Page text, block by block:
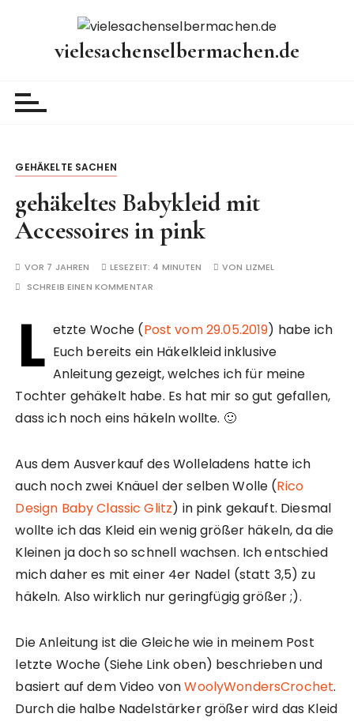
vielesachenselbermachen.de
GEHÄKELTE SACHEN
gehäkeltes Babykleid mit
Accessoires in pink
VOR 7 JAHREN LESEZEIT: 4 MINUTEN VON LIZMEL
SCHREIB EINEN KOMMENTAR
L etzte Woche (Post vom 29.05.2019) habe ich
Euch bereits ein Häkelkleid inklusive
Anleitung gezeigt, welches ich für meine
Tochter gehäkelt habe. Es hat mir so gut gefallen,
dass ich noch eins häkeln wollte. 🙂
Aus dem Ausverkauf des Wolleladens hatte ich
auch noch zwei Knäuel der selben Wolle (Rico
Design Baby Classic Glitz) in pink gekauft. Diesmal
wollte ich das Kleid ein wenig größer häkeln, da die
Kleinen ja doch so schnell wachsen. Ich entschied
mich daher es mit einer 4er Nadel (statt 3,5) zu
häkeln. Also wirklich nur geringfügig größer ;).
Die Anleitung ist die Gleiche wie in meinem Post
letzte Woche (Siehe Link oben) beschrieben und
basiert auf dem Video vonWoolyWondersCrochet.
Durch die halbe Nadelstärker größer wird das Kleid